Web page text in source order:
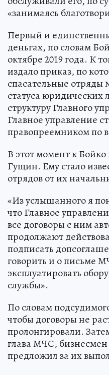
«занимаясь
Первый и
деньгах, по словам
октябре 2019 года. К
издало приказ, по
спасательные
статуса юридических
структуру Главного
Главное управление
правопреемником по
В этот момент к
Гущин. Ему стало
отрядов от их
«Из услышанного я
что Главное
все договоры с ним
продолжают
подписать
говорить и о письме
эксплуатировать
службы».
По словам
чтобы договоры не
пролонгировали.
глава МЧС,
предложил за их